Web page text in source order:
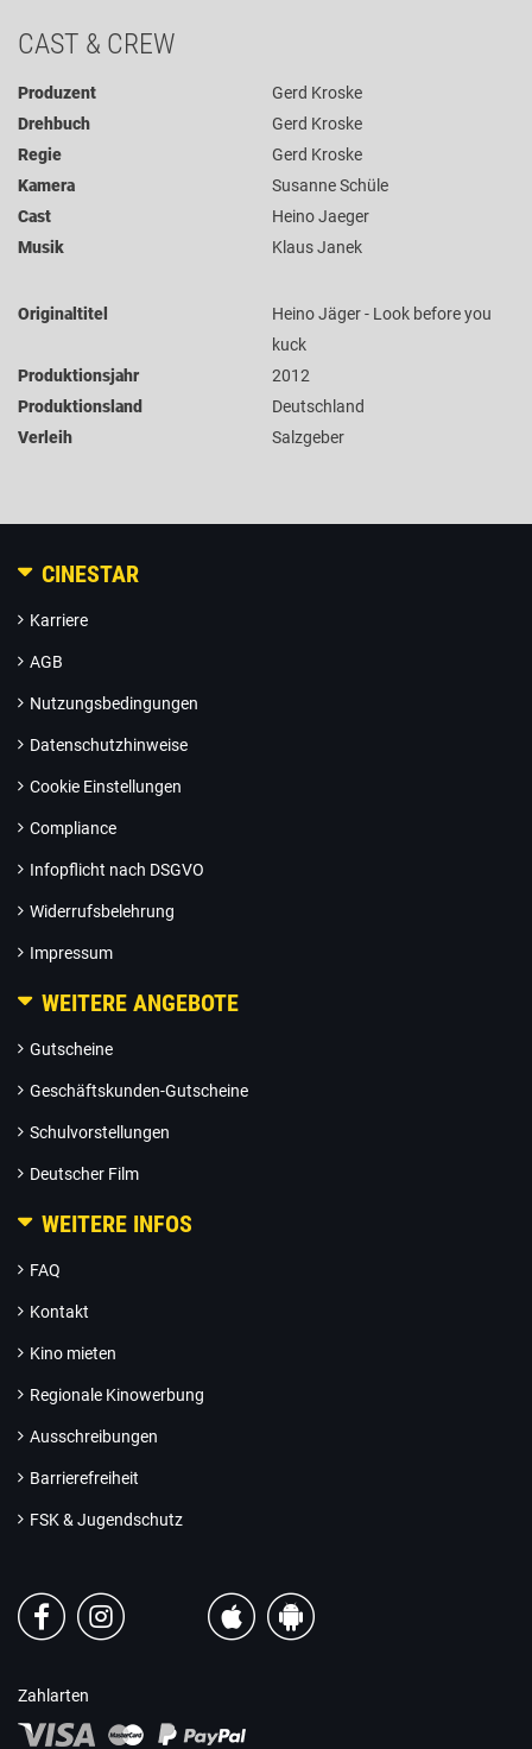
CAST & CREW
Produzent
Gerd Kroske
Drehbuch
Gerd Kroske
Regie
Gerd Kroske
Kamera
Susanne Schüle
Cast
Heino Jaeger
Musik
Klaus Janek
Originaltitel
Heino Jäger - Look before you
kuck
Produktionsjahr
2012
Produktionsland
Deutschland
Verleih
Salzgeber
CINESTAR
Karriere
AGB
Nutzungsbedingungen
Datenschutzhinweise
Cookie Einstellungen
Compliance
Infopflicht nach DSGVO
Widerrufsbelehrung
Impressum
WEITERE ANGEBOTE
Gutscheine
Geschäftskunden-Gutscheine
Schulvorstellungen
Deutscher Film
WEITERE INFOS
FAQ
Kontakt
Kino mieten
Regionale Kinowerbung
Ausschreibungen
Barrierefreiheit
FSK & Jugendschutz
Zahlarten